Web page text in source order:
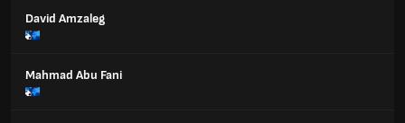
David Amzaleg
Mahmad Abu Fani